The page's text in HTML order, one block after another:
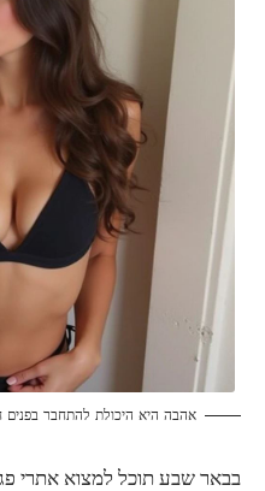
אהבה היא היכולת להתחבר בפנים
בבאר שבע תוכל למצוא אתרי